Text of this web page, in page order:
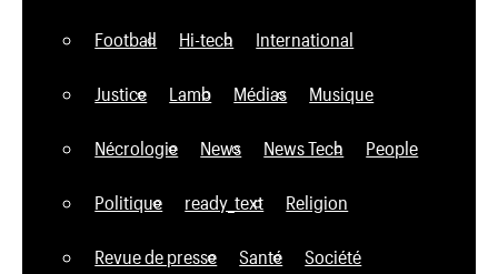
Football Hi-tech International
Justice Lamb Médias Musique
Nécrologie News News Tech People
Politique ready_text Religion
Revue de presse Santé Société